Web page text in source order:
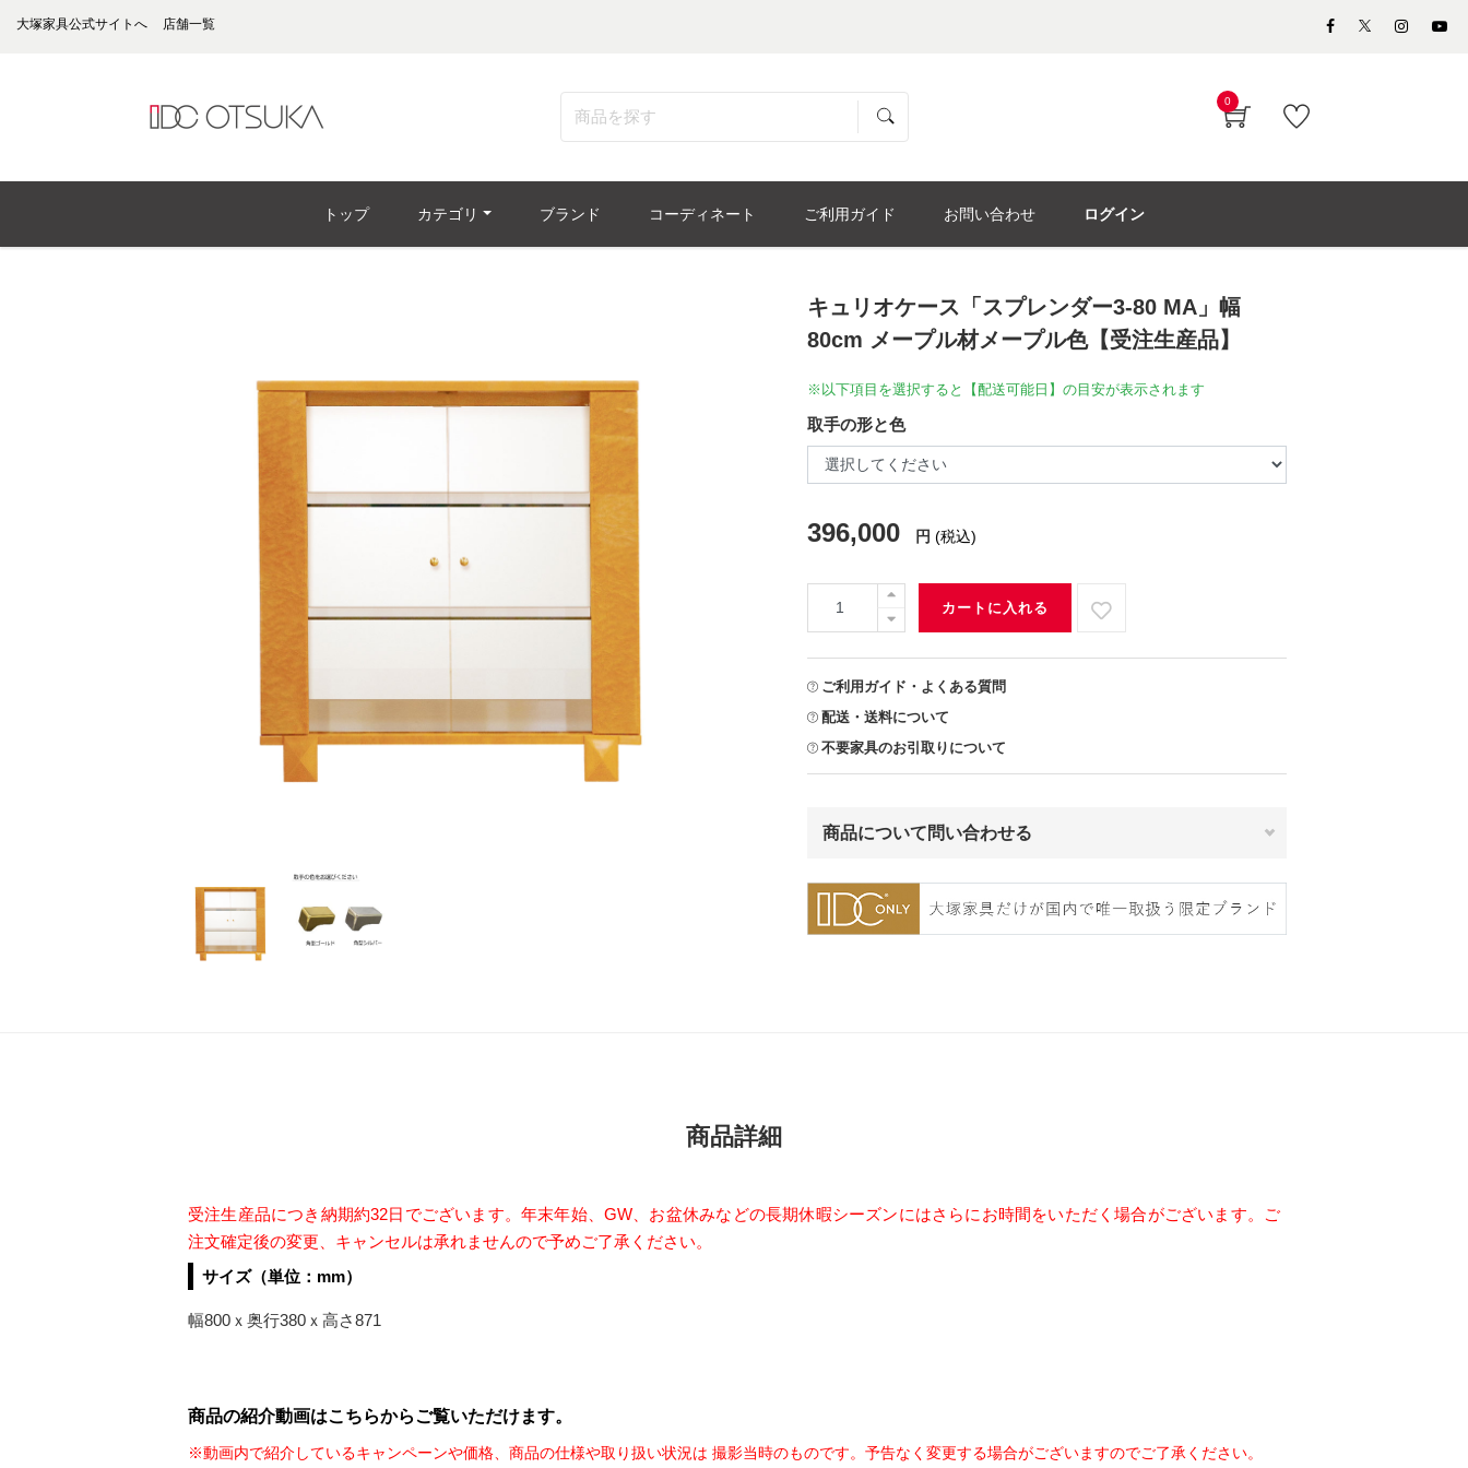
大塚家具公式サイトへ 店舗一覧
0
トップ カテゴリ ブランド コーディネート ご利用ガイド お問い合わせ ログイン
キュリオケース「スプレンダー3-80 MA」幅
80cm メープル材メープル色【受注生産品】
※以下項目を選択すると【配送可能日】の目安が表示されます
取手の形と色
396,000 円 (税込)
カートに入れる
ご利用ガイド・よくある質問
配送・送料について
不要家具のお引取りについて
商品について問い合わせる
商品詳細
受注生産品につき納期約32日でございます。年末年始、GW、お盆休みなどの長期休暇シーズンにはさらにお時間をいただく場合がございます。ご
注文確定後の変更、キャンセルは承れませんので予めご了承ください。
サイズ（単位：mm）
幅800ｘ奥行380ｘ高さ871
商品の紹介動画はこちらからご覧いただけます。
※動画内で紹介しているキャンペーンや価格、商品の仕様や取り扱い状況は 撮影当時のものです。予告なく変更する場合がございますのでご了承ください。